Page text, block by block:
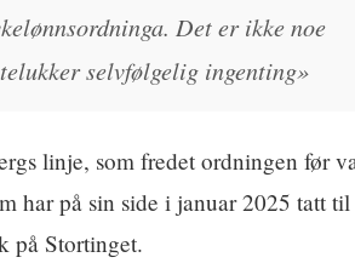
Det er ikke noe
selvfølgelig ingenting»
linje, som fredet ordningen før
har på sin side i januar 2025 tatt til
på Stortinget.